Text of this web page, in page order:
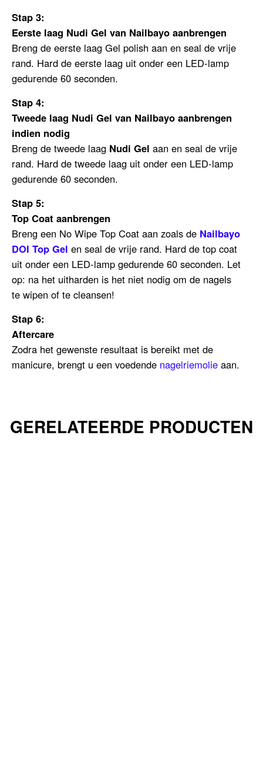
Stap 3:
Eerste laag Nudi Gel van Nailbayo aanbrengen
Breng de eerste laag Gel polish aan en seal de vrije
rand. Hard de eerste laag uit onder een LED-lamp
gedurende 60 seconden.
Stap 4:
Tweede laag Nudi Gel van Nailbayo aanbrengen
indien nodig
Breng de tweede laag Nudi Gel aan en seal de vrije
rand. Hard de tweede laag uit onder een LED-lamp
gedurende 60 seconden.
Stap 5:
Top Coat aanbrengen
Breng een No Wipe Top Coat aan zoals de Nailbayo
DOI Top Gel en seal de vrije rand. Hard de top coat
uit onder een LED-lamp gedurende 60 seconden. Let
op: na het uitharden is het niet nodig om de nagels
te wipen of te cleansen!
Stap 6:
Aftercare
Zodra het gewenste resultaat is bereikt met de
manicure, brengt u een voedende nagelriemolie aan.
GERELATEERDE PRODUCTEN